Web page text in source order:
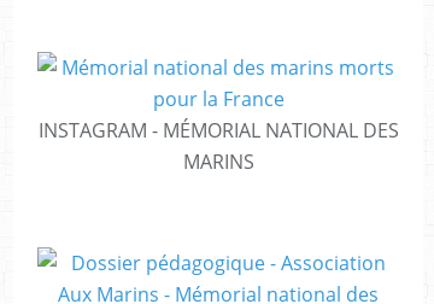
INSTAGRAM - MÉMORIAL NATIONAL DES
MARINS